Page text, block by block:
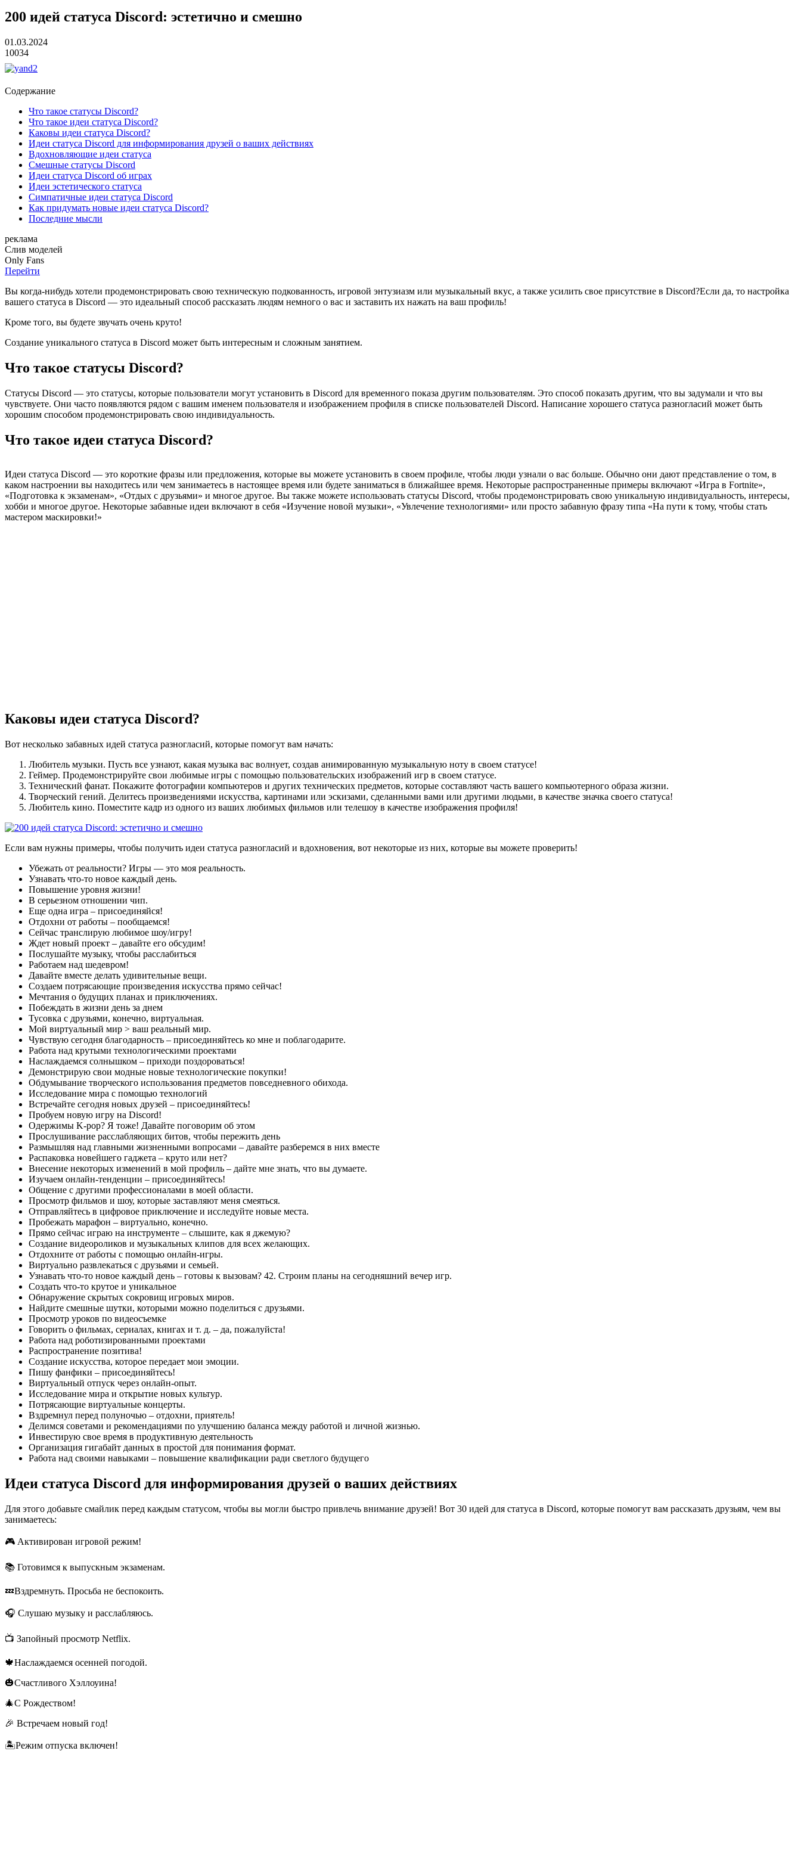
200 идей статуса Discord: эстетично и смешно
01.03.2024
10034
Содержание
Что такое статусы Discord?
Что такое идеи статуса Discord?
Каковы идеи статуса Discord?
Идеи статуса Discord для информирования друзей о ваших действиях
Вдохновляющие идеи статуса
Смешные статусы Discord
Идеи статуса Discord об играх
Идеи эстетического статуса
Симпатичные идеи статуса Discord
Как придумать новые идеи статуса Discord?
Последние мысли
реклама
Слив моделей
Only Fans
Перейти
Вы когда-нибудь хотели продемонстрировать свою техническую подкованность, игровой энтузиазм или музыкальный вкус, а также усилить свое присутствие в Discord?Если да, то настройка
вашего статуса в Discord — это идеальный способ рассказать людям немного о вас и заставить их нажать на ваш профиль!
Кроме того, вы будете звучать очень круто!
Создание уникального статуса в Discord может быть интересным и сложным занятием.
Что такое статусы Discord?
Статусы Discord — это статусы, которые пользователи могут установить в Discord для временного показа другим пользователям. Это способ показать другим, что вы задумали и что вы
чувствуете. Они часто появляются рядом с вашим именем пользователя и изображением профиля в списке пользователей Discord. Написание хорошего статуса разногласий может быть
хорошим способом продемонстрировать свою индивидуальность.
Что такое идеи статуса Discord?
Идеи статуса Discord — это короткие фразы или предложения, которые вы можете установить в своем профиле, чтобы люди узнали о вас больше. Обычно они дают представление о том, в
каком настроении вы находитесь или чем занимаетесь в настоящее время или будете заниматься в ближайшее время. Некоторые распространенные примеры включают «Игра в Fortnite»,
«Подготовка к экзаменам», «Отдых с друзьями» и многое другое. Вы также можете использовать статусы Discord, чтобы продемонстрировать свою уникальную индивидуальность, интересы,
хобби и многое другое. Некоторые забавные идеи включают в себя «Изучение новой музыки», «Увлечение технологиями» или просто забавную фразу типа «На пути к тому, чтобы стать
мастером маскировки!»
Каковы идеи статуса Discord?
Вот несколько забавных идей статуса разногласий, которые помогут вам начать:
Любитель музыки. Пусть все узнают, какая музыка вас волнует, создав анимированную музыкальную ноту в своем статусе!
Геймер. Продемонстрируйте свои любимые игры с помощью пользовательских изображений игр в своем статусе.
Технический фанат. Покажите фотографии компьютеров и других технических предметов, которые составляют часть вашего компьютерного образа жизни.
Творческий гений. Делитесь произведениями искусства, картинами или эскизами, сделанными вами или другими людьми, в качестве значка своего статуса!
Любитель кино. Поместите кадр из одного из ваших любимых фильмов или телешоу в качестве изображения профиля!
Если вам нужны примеры, чтобы получить идеи статуса разногласий и вдохновения, вот некоторые из них, которые вы можете проверить!
Убежать от реальности? Игры — это моя реальность.
Узнавать что-то новое каждый день.
Повышение уровня жизни!
В серьезном отношении чип.
Еще одна игра – присоединяйся!
Отдохни от работы – пообщаемся!
Сейчас транслирую любимое шоу/игру!
Ждет новый проект – давайте его обсудим!
Послушайте музыку, чтобы расслабиться
Работаем над шедевром!
Давайте вместе делать удивительные вещи.
Создаем потрясающие произведения искусства прямо сейчас!
Мечтания о будущих планах и приключениях.
Побеждать в жизни день за днем
Тусовка с друзьями, конечно, виртуальная.
Мой виртуальный мир > ваш реальный мир.
Чувствую сегодня благодарность – присоединяйтесь ко мне и поблагодарите.
Работа над крутыми технологическими проектами
Наслаждаемся солнышком – приходи поздороваться!
Демонстрирую свои модные новые технологические покупки!
Обдумывание творческого использования предметов повседневного обихода.
Исследование мира с помощью технологий
Встречайте сегодня новых друзей – присоединяйтесь!
Пробуем новую игру на Discord!
Одержимы K-pop? Я тоже! Давайте поговорим об этом
Прослушивание расслабляющих битов, чтобы пережить день
Размышляя над главными жизненными вопросами – давайте разберемся в них вместе
Распаковка новейшего гаджета – круто или нет?
Внесение некоторых изменений в мой профиль – дайте мне знать, что вы думаете.
Изучаем онлайн-тенденции – присоединяйтесь!
Общение с другими профессионалами в моей области.
Просмотр фильмов и шоу, которые заставляют меня смеяться.
Отправляйтесь в цифровое приключение и исследуйте новые места.
Пробежать марафон – виртуально, конечно.
Прямо сейчас играю на инструменте – слышите, как я джемую?
Создание видеороликов и музыкальных клипов для всех желающих.
Отдохните от работы с помощью онлайн-игры.
Виртуально развлекаться с друзьями и семьей.
Узнавать что-то новое каждый день – готовы к вызовам? 42. Строим планы на сегодняшний вечер игр.
Создать что-то крутое и уникальное
Обнаружение скрытых сокровищ игровых миров.
Найдите смешные шутки, которыми можно поделиться с друзьями.
​​Просмотр уроков по видеосъемке
Говорить о фильмах, сериалах, книгах и т. д. – да, пожалуйста!
Работа над роботизированными проектами
Распространение позитива!
Создание искусства, которое передает мои эмоции.
Пишу фанфики – присоединяйтесь!
Виртуальный отпуск через онлайн-опыт.
Исследование мира и открытие новых культур.
Потрясающие виртуальные концерты.
Вздремнул перед полуночью – отдохни, приятель!
Делимся советами и рекомендациями по улучшению баланса между работой и личной жизнью.
Инвестирую свое время в продуктивную деятельность
Организация гигабайт данных в простой для понимания формат.
Работа над своими навыками – повышение квалификации ради светлого будущего
Идеи статуса Discord для информирования друзей о ваших действиях
Для этого добавьте смайлик перед каждым статусом, чтобы вы могли быстро привлечь внимание друзей! Вот 30 идей для статуса в Discord, которые помогут вам рассказать друзьям, чем вы
занимаетесь:
🎮 Активирован игровой режим!
📚 Готовимся к выпускным экзаменам.
💤Вздремнуть. Просьба не беспокоить.
🎧 Слушаю музыку и расслабляюсь.
📺 Запойный просмотр Netflix.
🍁Наслаждаемся осенней погодой.
🎃Счастливого Хэллоуина!
🎄С Рождеством!
🎉 Встречаем новый год!
🏝️Режим отпуска включен!